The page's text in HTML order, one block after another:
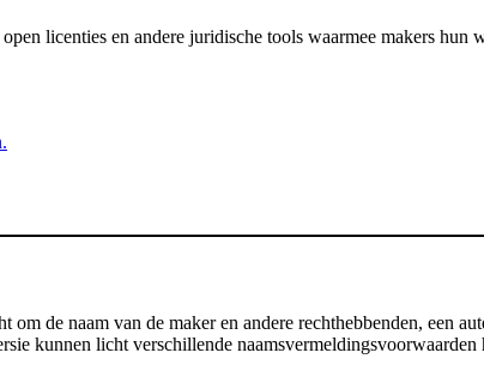
licenties en andere juridische tools waarmee makers
de naam van de maker en andere rechthebbenden, een
kunnen licht verschillende naamsvermeldingsvoorwaarden